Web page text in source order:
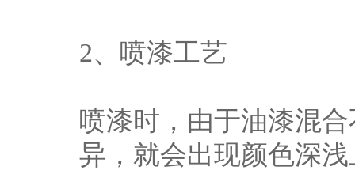
2、喷漆工艺
喷漆时，由于油漆混
异，就会出现颜色深